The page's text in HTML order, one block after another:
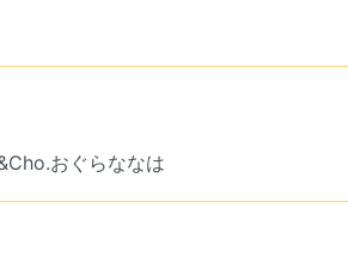
おぐらななは